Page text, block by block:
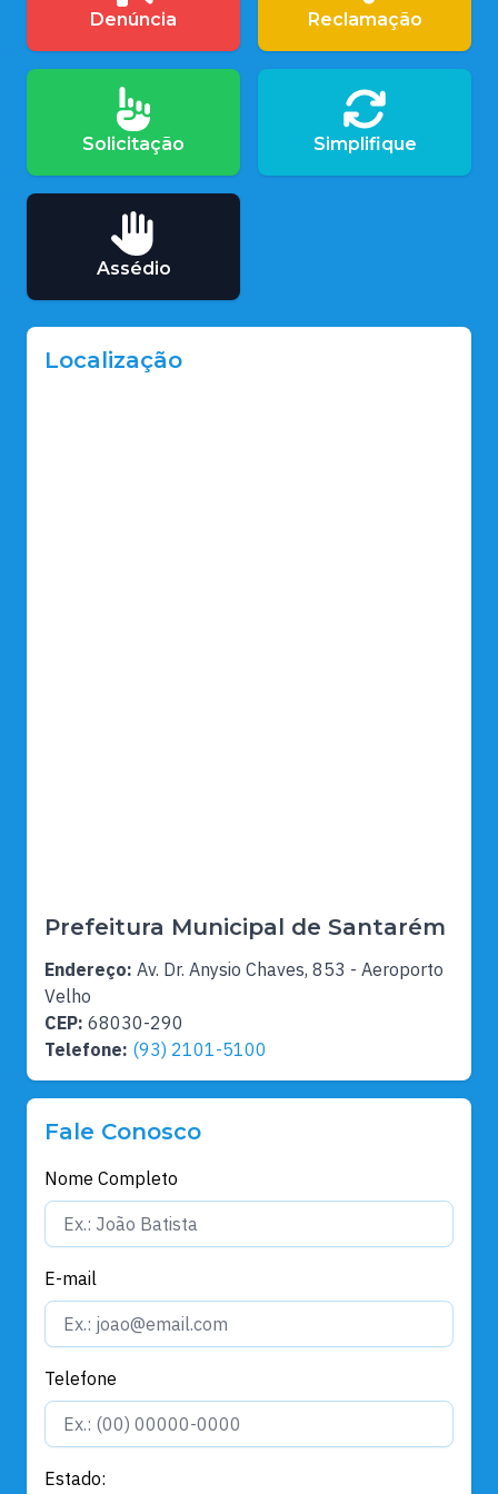
Denúncia Reclamação
Solicitação Simplifique
Assédio
Localização
Prefeitura Municipal de Santarém
Endereço: Av. Dr. Anysio Chaves, 853 - Aeroporto
Velho
CEP: 68030-290
Telefone: (93) 2101-5100
Fale Conosco
Nome Completo
E-mail
Telefone
Estado: